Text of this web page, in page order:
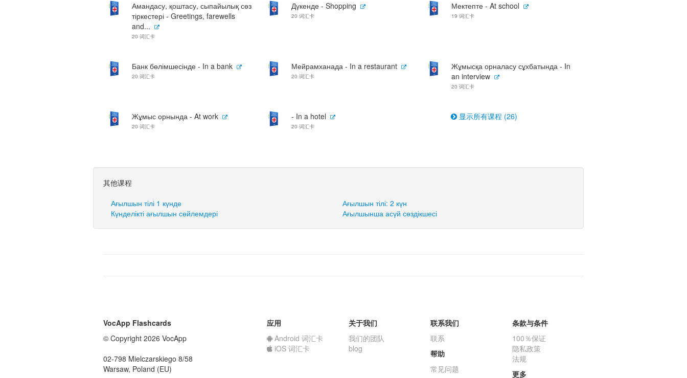
Амандасу, қоштасу, сыпайылық сөз
тіркестері - Greetings, farewells
and...
20 词汇卡
Дүкенде - Shopping
20 词汇卡
Мектепте - At school
19 词汇卡
Банк бөлімшесінде - In a bank
20 词汇卡
Мейрамханада - In a restaurant
20 词汇卡
Жұмысқа орналасу сұхбатында - In
an interview
20 词汇卡
Жұмыс орнында - At work
20 词汇卡
- In a hotel
20 词汇卡
显示所有课程 (26)
其他课程
Ағылшын тілі 1 күнде
Ағылшын тілі: 2 күн
Күнделікті ағылшын сөйлемдері
Ағылшынша асүй сөздікшесі
VocApp Flashcards
© Copyright 2026 VocApp
02-798 Mielczarskiego 8/58
Warsaw, Poland (EU)
应用
Android 词汇卡
iOS 词汇卡
关于我们
我们的团队
blog
联系我们
联系
帮助
常见问题
条款与条件
100％保证
隐私政策
法规
更多